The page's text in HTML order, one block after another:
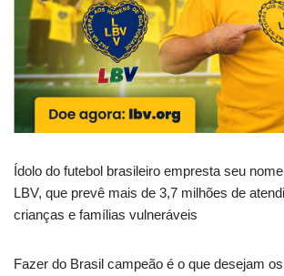
Ídolo do futebol brasileiro empresta seu
LBV, que prevê mais de 3,7 milhões de
crianças e famílias vulneráveis
Fazer do Brasil campeão é o que desejam